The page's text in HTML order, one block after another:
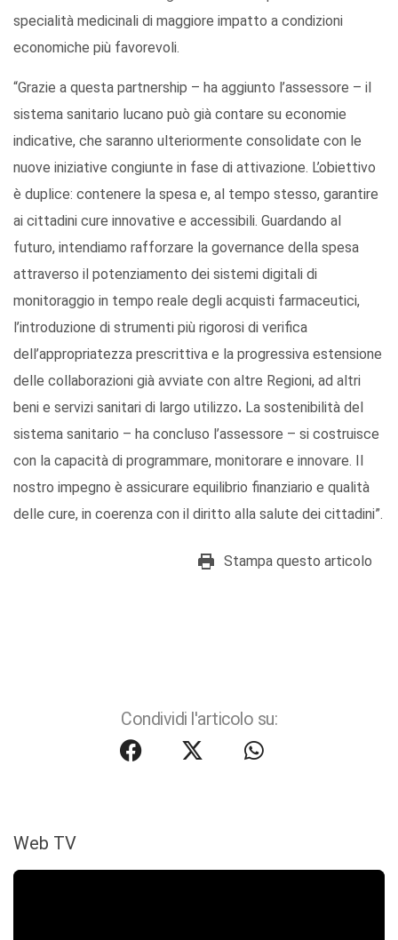
specialità medicinali di maggiore impatto a condizioni
economiche più favorevoli.
“Grazie a questa partnership – ha aggiunto l’assessore – il
sistema sanitario lucano può già contare su economie
indicative, che saranno ulteriormente consolidate con le
nuove iniziative congiunte in fase di attivazione. L’obiettivo
è duplice: contenere la spesa e, al tempo stesso, garantire
ai cittadini cure innovative e accessibili. Guardando al
futuro, intendiamo rafforzare la governance della spesa
attraverso il potenziamento dei sistemi digitali di
monitoraggio in tempo reale degli acquisti farmaceutici,
l’introduzione di strumenti più rigorosi di verifica
dell’appropriatezza prescrittiva e la progressiva estensione
delle collaborazioni già avviate con altre Regioni, ad altri
beni e servizi sanitari di largo utilizzo. La sostenibilità del
sistema sanitario – ha concluso l’assessore – si costruisce
con la capacità di programmare, monitorare e innovare. Il
nostro impegno è assicurare equilibrio finanziario e qualità
delle cure, in coerenza con il diritto alla salute dei cittadini”.
Stampa questo articolo
Condividi l'articolo su:
Web TV